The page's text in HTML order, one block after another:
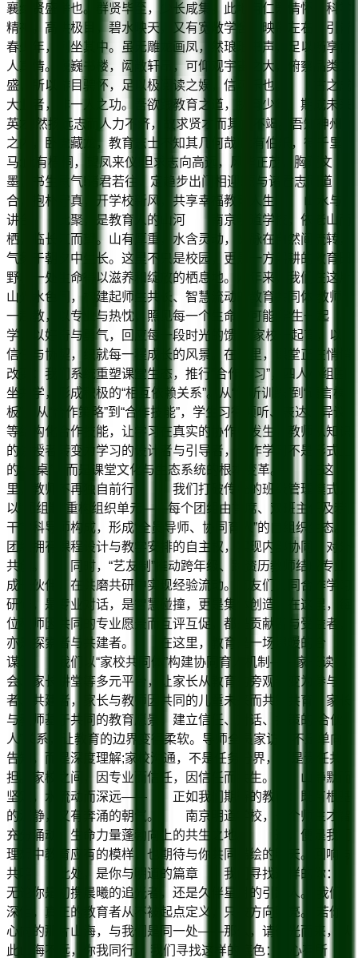
襄纳贤盛举也。群贤毕至，少长咸集。此地有仁爱情怀，科学
精神。高拱极目，碧水映天，又有宽敞学舍，映带左右，引青
春少年，列坐其中。虽无雕龙画凤，然琅琅书声，足以畅享育
人真情。巍巍书楼，闳敞轩昂，可仰观宇宙之大，俯察品类之
盛，所以游目骋怀，足以极阅读之娱，信可乐也。 古之成
大业者，非一人之功。吾欲践教育之道，抚育少年，期成未来
英才!然扬远志而人力不济，故求贤才而其力不竭。吾知神州
之内，卧虎藏龙，教育志士不知其几何哉!此有伯乐，待千里
马;此有梧桐，望凤来仪!但求志向高远，风华正茂，胸藏文
墨，书生意气!诸君若往，定趋步出门相迎!愿与诸君志同道
合，抱朴守真，开学校新风，共享幸福教育人生! 山水与
讲台 此聚，是教育人的山河 南京明道学校，依老山而
栖，临长江而望。山有厚重，水含灵动，文脉在自然间流转，
气象于朝夕中生长。这里不只是校园，更是一方躬耕的教育田
野、一处生命得以滋养和绽放的栖息地。八年来，我们在这片
山光水色间，构建起师生共长、智慧流动的教育共同体:教师
一起教，以专业与热忱，照见每一个生命的可能;学生一起
学，以好奇与勇气，回应每一段时光的馈赠;家校一起育，以
信任与协契，织就每一程成长的风景。在这里，课堂正在悄悄
改变：我们系统重塑课堂生态，推行“合作学习”，四人小组围
坐共学，形成积极的“相互依赖关系”。从“倾听训练”到“语言模
板”，从“合作策略”到“合作技能”，学生习得倾听、表达、异议
等结构化合作技能，让学习在真实的协作中发生。教师从知识
的讲授者转变为学习的设计者与引导者，合作学习不是形式上
的“合桌”，而是课堂文化与生态系统的根本变革。 在这
里，教师不再独自前行： 我们打破传统的班级管理模式，
以“团组制”重构组织单元——每个团组由首席、双班主任及若
干学科导师构成，形成“全员导师、协同育人”的自组织生态。
团组拥有课程设计与教学安排的自主权，实现内部协同、对外
共创。 同时，“艺友制”推动跨年级、跨资历教师结成专业
成长伙伴，在共磨共研中实现经验流动。艺友们共同合作学习
研修，是专业对话，是智慧碰撞，更是集体创造。在这里，每
位教师因共同的专业愿景而互评互促，都是贡献者与受益者，
亦是探索者与共建者。 在这里，教育是一场温暖的合
谋： 我们以“家校共同体”构建协同育人机制——家长读书
会、家长讲堂等多元平台，让家长从教育的旁观者变为参与
者、共建者，家长与教师因共同的儿童未来而共策共育。家长
与教师基于共同的教育愿景，建立信任、对话、共策的“合伙
人”关系，让教育的边界变得柔软。导师全员家访，不是单向
告知，而是深度理解;家校沟通，不是任务分界，而是责任共
担。家校之间，因专业而信任，因信任而共生。 山静默而
坚定，水流动而深远—— 正如我们期待的教育：既有根基
的沉静，又有奔涌的朝气。 南京明道学校，一个师生才智
充分涌动、生命力量蓬勃向上的共生之地。 这，便是我们
理想中教育应有的模样，也期待与你共同描绘的明天。回响与
共鸣 此处，是你与明道的篇章 我们寻找这样的你：
无论你是初携晨曦的追光者，还是久伴星月的引路人。 我们
深信，真正的教育者从不被起点定义，只被方向照亮。 若你
心向的那片山海，与我们是同一处——那么，请循光而来，从
此山海不远，你我同行。 我们寻找这样的底色： • 心有所